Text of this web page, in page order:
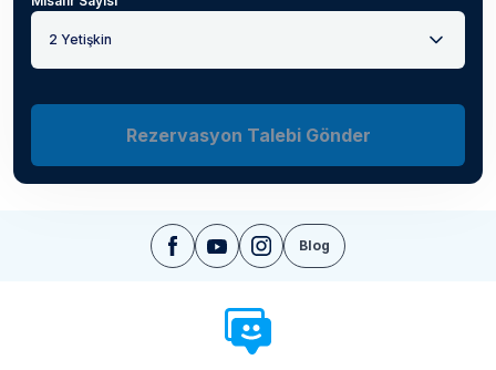
2 Yetişkin
Rezervasyon Talebi Gönder
Blog